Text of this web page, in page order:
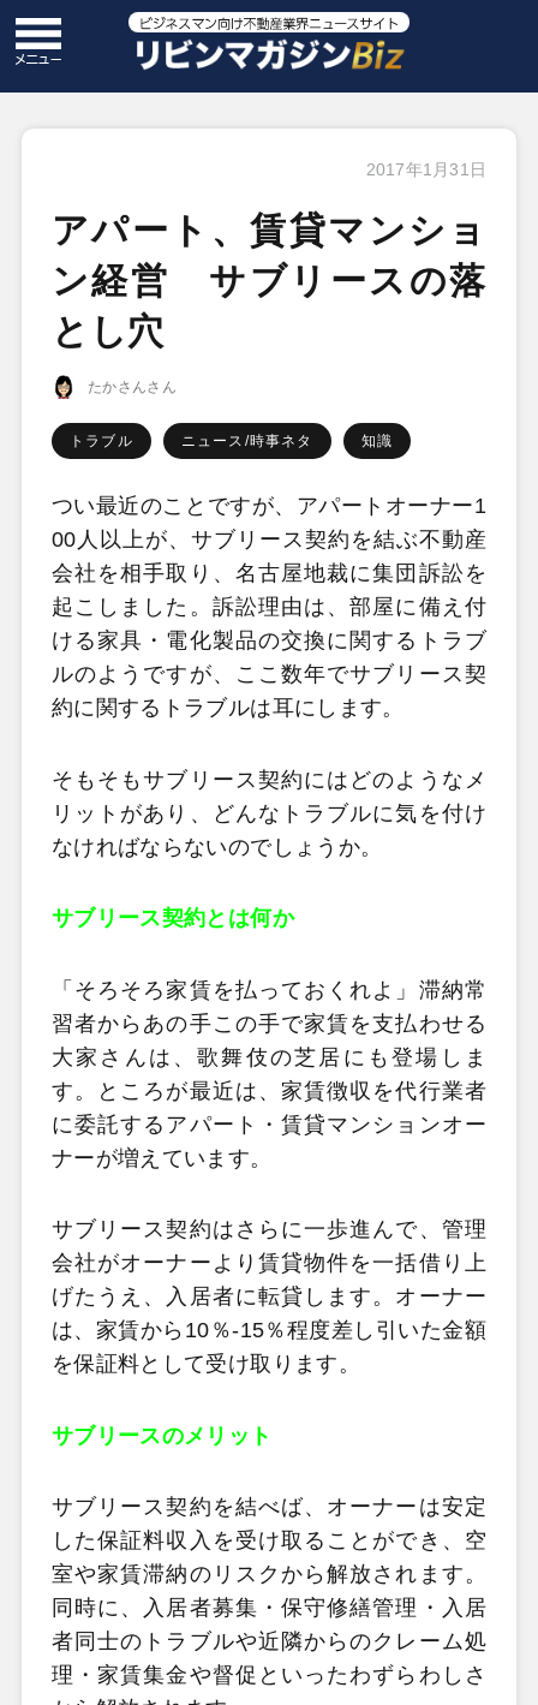
2017年1月31日
アパート、賃貸マンショ
ン経営 サブリースの落
とし穴
たかさんさん
トラブル ニュース/時事ネタ 知識
つい最近のことですが、アパートオーナー1
00人以上が、サブリース契約を結ぶ不動産
会社を相手取り、名古屋地裁に集団訴訟を
起こしました。訴訟理由は、部屋に備え付
ける家具・電化製品の交換に関するトラブ
ルのようですが、ここ数年でサブリース契
約に関するトラブルは耳にします。
そもそもサブリース契約にはどのようなメ
リットがあり、どんなトラブルに気を付け
なければならないのでしょうか。
サブリース契約とは何か
「そろそろ家賃を払っておくれよ」滞納常
習者からあの手この手で家賃を支払わせる
大家さんは、歌舞伎の芝居にも登場しま
す。ところが最近は、家賃徴収を代行業者
に委託するアパート・賃貸マンションオー
ナーが増えています。
サブリース契約はさらに一歩進んで、管理
会社がオーナーより賃貸物件を一括借り上
げたうえ、入居者に転貸します。オーナー
は、家賃から10％-15％程度差し引いた金額
を保証料として受け取ります。
サブリースのメリット
サブリース契約を結べば、オーナーは安定
した保証料収入を受け取ることができ、空
室や家賃滞納のリスクから解放されます。
同時に、入居者募集・保守修繕管理・入居
者同士のトラブルや近隣からのクレーム処
理・家賃集金や督促といったわずらわしさ